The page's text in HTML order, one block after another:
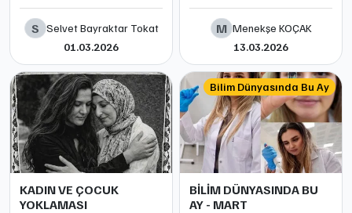
S Selvet Bayraktar Tokat
01.03.2026
M Menekşe KOÇAK
13.03.2026
KADIN VE ÇOCUK
YOKLAMASI
Bilim Dünyasında Bu Ay
BİLİM DÜNYASINDA BU
AY - MART